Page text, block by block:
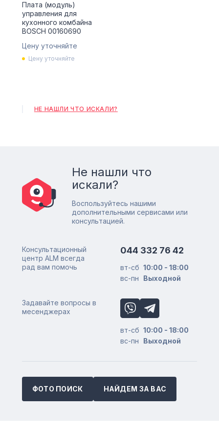
Плата (модуль)
управления для
кухонного комбайна
BOSCH 00160690
Цену уточняйте
Цену уточняйте
НЕ НАШЛИ ЧТО ИСКАЛИ?
Не нашли что
искали?
Воспользуйтесь нашими
дополнительными сервисами или
консультацией.
Консультационный
центр ALM всегда
рад вам помочь
044 332 76 42
вт-сб 10:00 - 18:00
вс-пн
Выходной
Задавайте вопросы в
месенджерах
вт-сб 10:00 - 18:00
вс-пн
Выходной
ФОТО ПОИСК НАЙДЕМ ЗА ВАС